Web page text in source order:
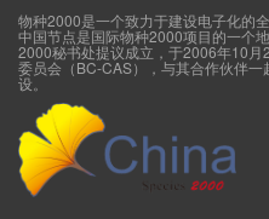
物种2000是一个致力于建设电子化的
中国节点是国际物种2000项目的一个
2000秘书处提议成立，于2006年10
委员会（BC-CAS），与其合作伙伴
设。